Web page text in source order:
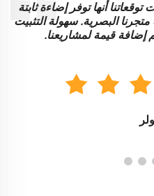
أنها توفر إضاءة ثابتة
البصرية. سهولة التثبيت
قيمة لمشاريعنا.